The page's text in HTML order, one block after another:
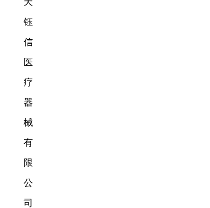
钰
信
医
疗
器
械
有
限
公
司